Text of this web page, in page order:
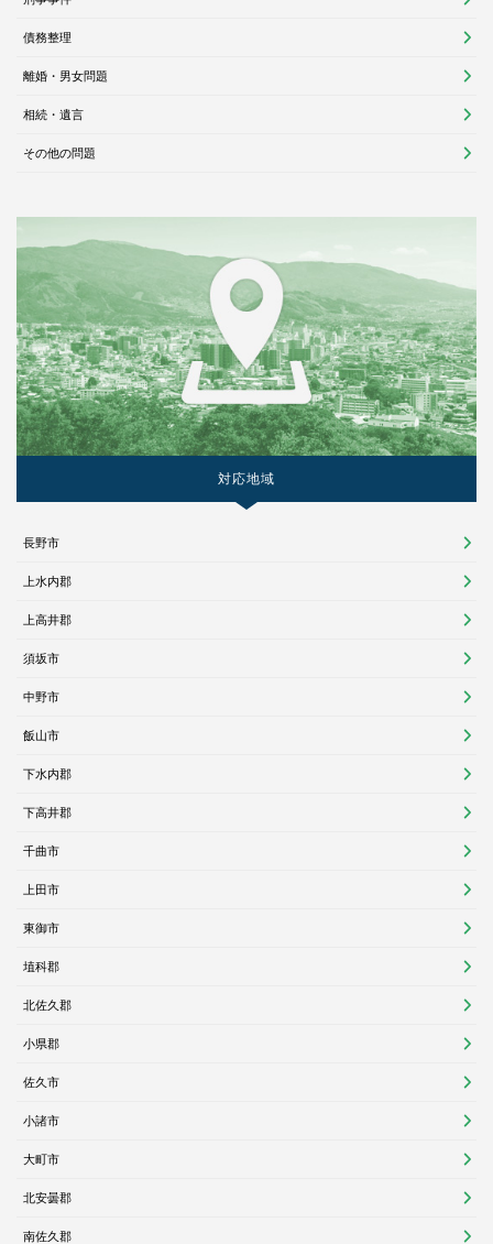
債務整理
離婚・男女問題
相続・遺言
その他の問題
対応地域
長野市
上水内郡
上高井郡
須坂市
中野市
飯山市
下水内郡
下高井郡
千曲市
上田市
東御市
埴科郡
北佐久郡
小県郡
佐久市
小諸市
大町市
北安曇郡
南佐久郡